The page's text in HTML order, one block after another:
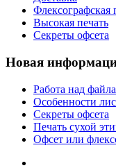
Флексографская
Высокая печать
Секреты офсета
Новая
Работа над
Особенности
Секреты офсета
Печать сухой
Офсет или